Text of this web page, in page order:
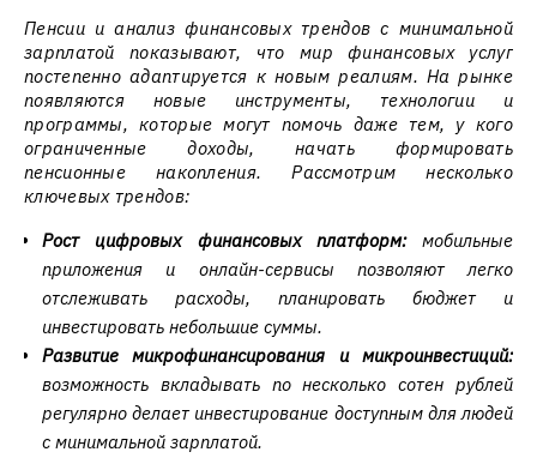
Пенсии и анализ финансовых трендов с минимальной
зарплатой показывают, что мир финансовых услуг
постепенно адаптируется к новым реалиям. На рынке
появляются новые инструменты, технологии и
программы, которые могут помочь даже тем, у кого
ограниченные доходы, начать формировать
пенсионные накопления. Рассмотрим несколько
ключевых трендов:
Рост цифровых финансовых платформ:мобильные
приложения и онлайн-сервисы позволяют легко
отслеживать расходы, планировать бюджет и
инвестировать небольшие суммы.
Развитие микрофинансирования и микроинвестиций:
возможность вкладывать по несколько сотен рублей
регулярно делает инвестирование доступным для людей
с минимальной зарплатой.